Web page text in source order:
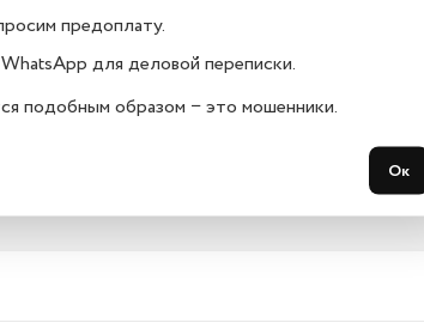
На всю технику, представленную у нас на
дней. Обмен и возврат возможен в течени
предоплату.
для деловой переписки.
подобным образом − это мошенники.
Ок